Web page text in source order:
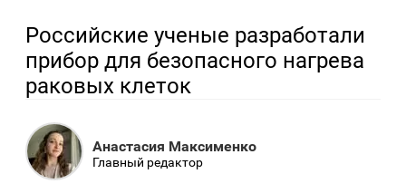
Российские ученые разработали
прибор для безопасного нагрева
раковых клеток
Анастасия Максименко
Главный редактор